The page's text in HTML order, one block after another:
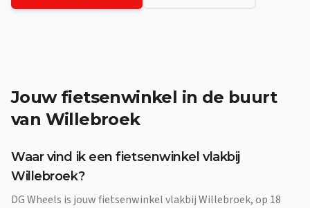
Jouw fietsenwinkel in de buurt
van Willebroek
Waar vind ik een fietsenwinkel vlakbij
Willebroek?
DG Wheels is jouw fietsenwinkel vlakbij Willebroek, op 18